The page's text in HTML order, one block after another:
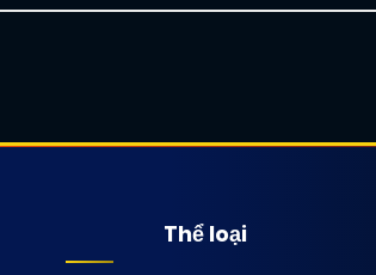
Thể loại